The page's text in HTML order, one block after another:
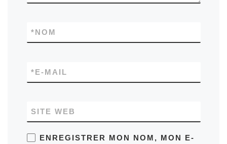
NOM
*
E-MAIL
*
SITE WEB
ENREGISTRER MON NOM, MON E-